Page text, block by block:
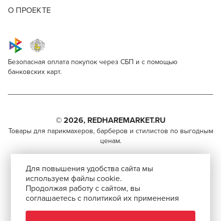
О ПРОЕКТЕ
Безопасная оплата покупок через СБП и с помощью
банковских карт.
© 2026, REDHAREMARKET.RU
Товары для парикмахеров, барберов и стилистов по выгодным
ценам.
+7 (495) 981-65-84
info@redhare.ru
г. Москва, ул. Нижняя Красносельская, 35-64,
Для повышения удобства сайта мы
используем файлы cookie.
Продолжая работу с сайтом, вы
соглашаетесь с политикой их применения
Simushka Instruments Grey
СКОПИРОВАТЬ ССЫЛКУ
ВКОНТАКТЕ
WHATSAPP
парикмахерам, барберам, колористам и другим
специалистам бьюти-индустрии.
Продаём со скидкой!